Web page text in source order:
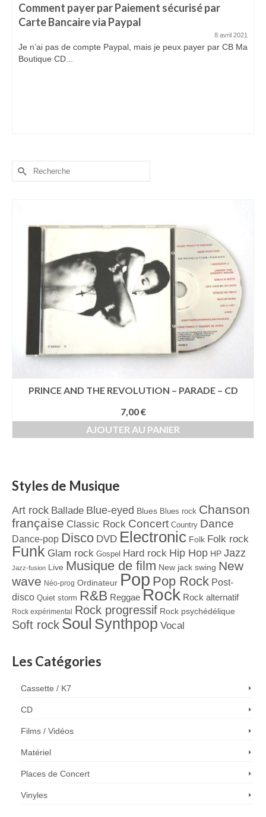
Comment payer par Paiement sécurisé par
Carte Bancaire via Paypal
8 avril 2021
Je n’ai pas de compte Paypal, mais je peux payer par CB Ma
Boutique CD...
Rechercher :
PRINCE AND THE REVOLUTION – PARADE – CD
7,00€
AJOUTER AU PANIER
Styles de Musique
Art rock Ballade Blue-eyed Blues Blues rock Chanson
française Classic Rock Concert Country Dance
Dance-pop Disco DVD Electronic Folk Folk rock
Funk Glam rock Gospel Hard rock Hip Hop HP Jazz
Jazz-fusion Live Musique de film New jack swing New
wave Néo-prog Ordinateur Pop Pop Rock Post-
disco Quiet storm R&B Reggae Rock Rock alternatif
Rock expérimental Rock progressif Rock psychédélique
Soft rock Soul Synthpop Vocal
Les Catégories
Cassette / K7
CD
Films / Vidéos
Matériel
Places de Concert
Vinyles